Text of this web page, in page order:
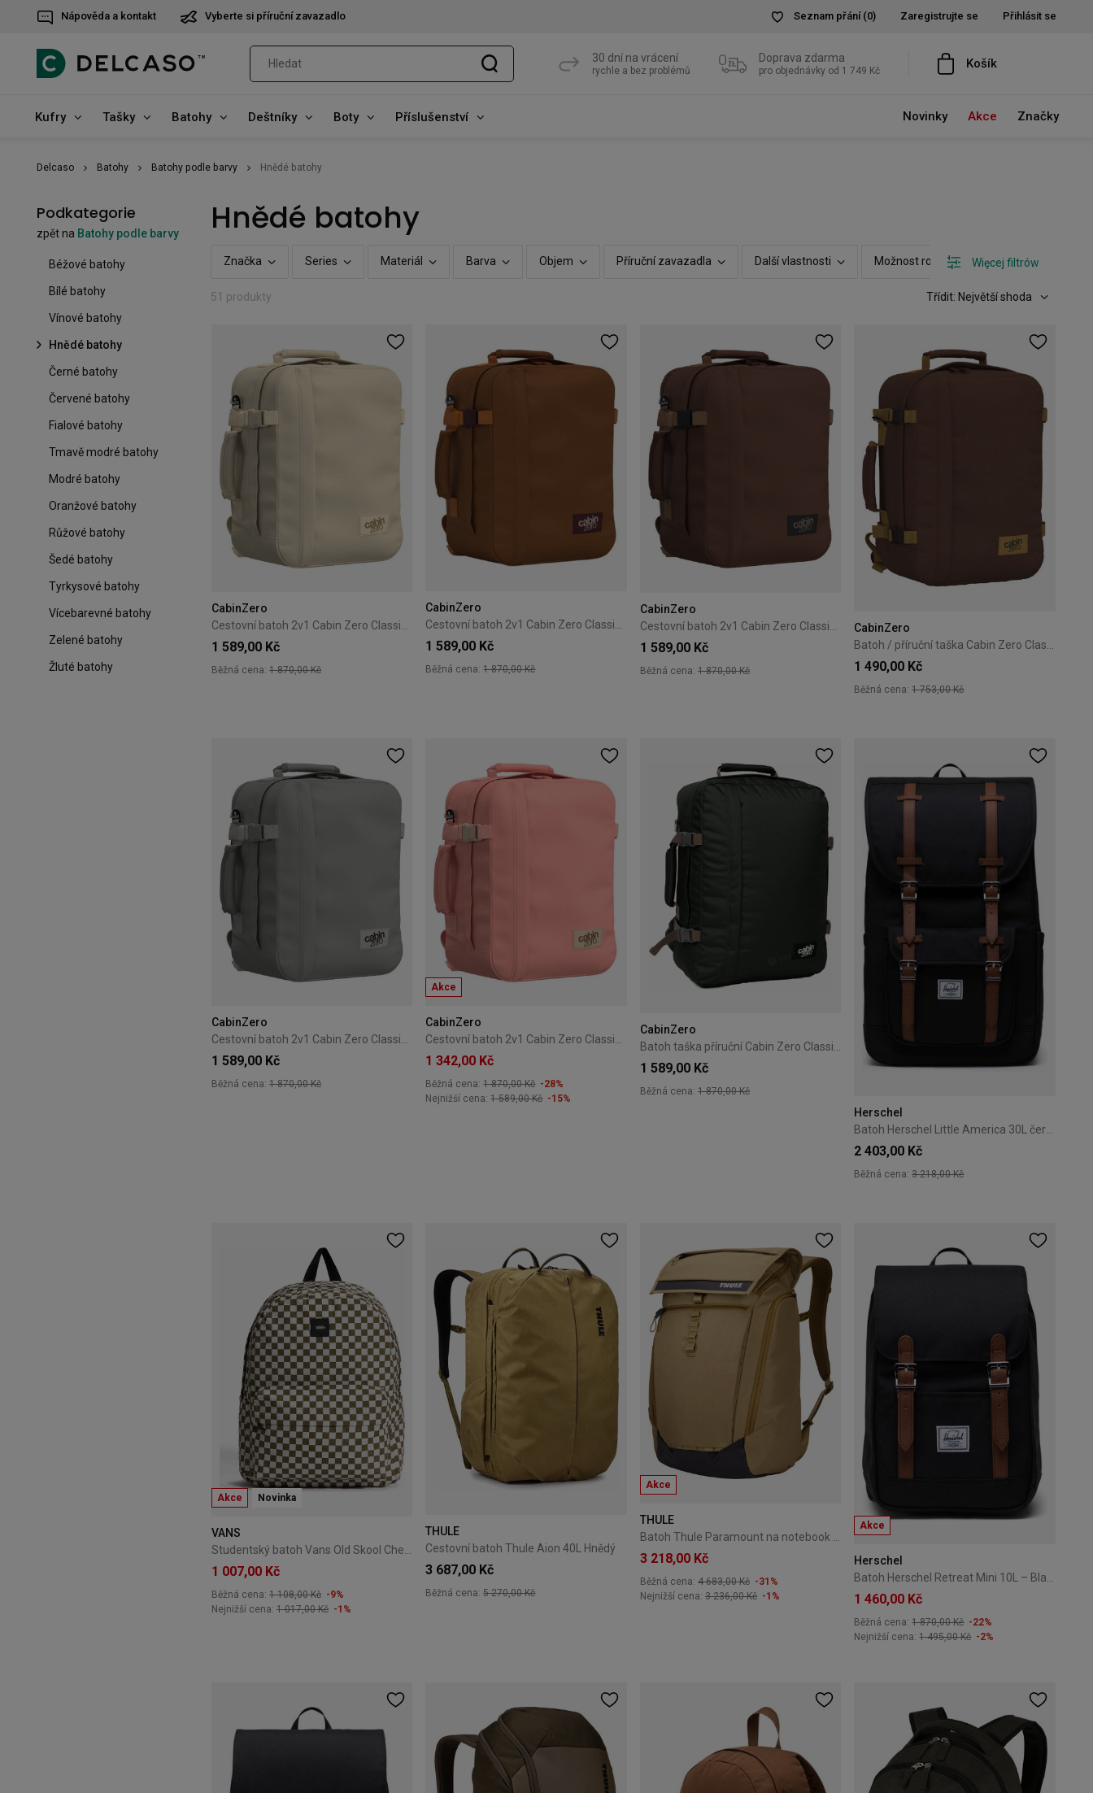
Nápověda a kontakt Vyberte si příruční zavazadlo Seznam přání (0) Zaregistrujte se Přihlásit se
30 dní na vrácení
rychle a bez problémů
Doprava zdarma
pro objednávky od 1 749 Kč Košík
Kufry Tašky Batohy Deštníky Boty Příslušenství Novinky Akce Značky
Delcaso Batohy Batohy podle barvy Hnědé batohy
Podkategorie
zpět na Batohy podle barvy
Béžové batohy
Bílé batohy
Vínové batohy
Hnědé batohy
Černé batohy
Červené batohy
Fialové batohy
Tmavě modré batohy
Modré batohy
Oranžové batohy
Růžové batohy
Šedé batohy
Tyrkysové batohy
Vícebarevné batohy
Zelené batohy
Žluté batohy
Hnědé batohy
Značka Series Materiál Barva Objem Příruční zavazadla Další vlastnosti Možnost rozšíření Cena
Więcej filtrów
51 produkty Třídit: Největší shoda
CabinZero
Cestovní batoh 2v1 Cabin Zero Classic Tech 28L Shell White
1 589,00 Kč
Běžná cena: 1 870,00 Kč
CabinZero
1 589,00 Kč
Běžná cena:1 870,00 Kč
CabinZero
1 589,00 Kč
Běžná cena: 1 870,00 Kč
CabinZero
1 490,00 Kč
Běžná cena:1 753,00 Kč
CabinZero
Cestovní batoh 2v1 Cabin Zero Classic Tech 28L Silver Storm
1 589,00 Kč
Běžná cena: 1 870,00 Kč
Akce
CabinZero
Cestovní batoh 2v1 Cabin Zero Classic Tech 28L Pinku
1 342,00 Kč
Běžná cena:1 870,00 Kč -28%
Nejnižší cena:1 589,00 Kč -15%
CabinZero
Batoh taška příruční Cabin Zero Classic 44L Black Sand
1 589,00 Kč
Běžná cena: 1 870,00 Kč
Herschel
2 403,00 Kč
Běžná cena:3 218,00 Kč
Akce Novinka
VANS
1 007,00 Kč
Běžná cena: 1 108,00 Kč -9%
Nejnižší cena: 1 017,00 Kč -1%
THULE
Cestovní batoh Thule Aion 40L Hnědý
3 687,00 Kč
Běžná cena:5 270,00 Kč
Akce
THULE
3 218,00 Kč
Běžná cena: 4 683,00 Kč -31%
Nejnižší cena: 3 236,00 Kč -1%
Akce
Herschel
Batoh Herschel Retreat Mini 10L – Black
1 460,00 Kč
Běžná cena:1 870,00 Kč -22%
Nejnižší cena:1 495,00 Kč -2%